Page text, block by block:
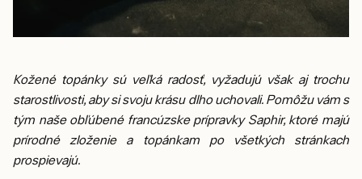
Kožené topánky sú veľká radosť, vyžadujú však aj trochu
starostlivosti, aby si svoju krásu dlho uchovali. Pomôžu vám s
tým naše obľúbené francúzske prípravky Saphir, ktoré majú
prírodné zloženie a topánkam po všetkých stránkach
prospievajú.